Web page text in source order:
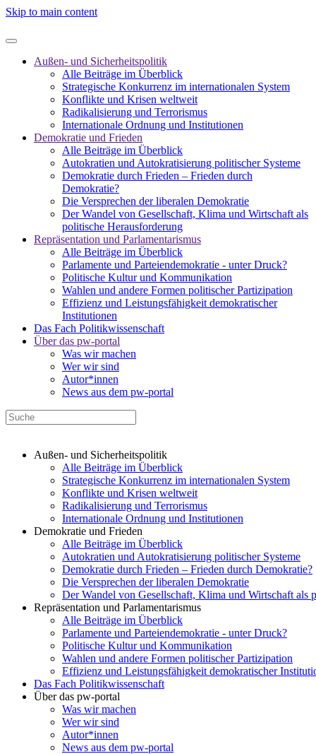
Skip to main content
Außen- und Sicherheitspolitik
Alle Beiträge im Überblick
Strategische Konkurrenz im internationalen System
Konflikte und Krisen weltweit
Radikalisierung und Terrorismus
Internationale Ordnung und Institutionen
Demokratie und Frieden
Alle Beiträge im Überblick
Autokratien und Autokratisierung politischer Systeme
Demokratie durch Frieden – Frieden durch
Demokratie?
Die Versprechen der liberalen Demokratie
Der Wandel von Gesellschaft, Klima und Wirtschaft als
politische Herausforderung
Repräsentation und Parlamentarismus
Alle Beiträge im Überblick
Parlamente und Parteiendemokratie - unter Druck?
Politische Kultur und Kommunikation
Wahlen und andere Formen politischer Partizipation
Effizienz und Leistungsfähigkeit demokratischer
Institutionen
Das Fach Politikwissenschaft
Über das pw-portal
Was wir machen
Wer wir sind
Autor*innen
News aus dem pw-portal
Außen- und Sicherheitspolitik
Alle Beiträge im Überblick
Strategische Konkurrenz im internationalen System
Konflikte und Krisen weltweit
Radikalisierung und Terrorismus
Internationale Ordnung und Institutionen
Demokratie und Frieden
Alle Beiträge im Überblick
Autokratien und Autokratisierung politischer Systeme
Demokratie durch Frieden – Frieden durch Demokratie?
Die Versprechen der liberalen Demokratie
Der Wandel von Gesellschaft, Klima und Wirtschaft als
Repräsentation und Parlamentarismus
Alle Beiträge im Überblick
Parlamente und Parteiendemokratie - unter Druck?
Politische Kultur und Kommunikation
Wahlen und andere Formen politischer Partizipation
Effizienz und Leistungsfähigkeit demokratischer
Das Fach Politikwissenschaft
Über das pw-portal
Was wir machen
Wer wir sind
Autor*innen
News aus dem pw-portal